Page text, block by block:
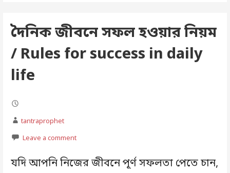
দৈনিক জীবনে সফল হওয়ার নিয়ম
/ Rules for success in daily
life
tantraprophet
Leave a comment
যদি আপনি নিজের জীবনে পূর্ণ সফলতা পেতে চান,